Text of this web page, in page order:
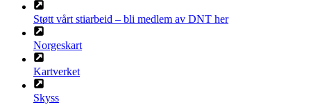
Støtt vårt stiarbeid – bli medlem av DNT her
Norgeskart
Kartverket
Skyss